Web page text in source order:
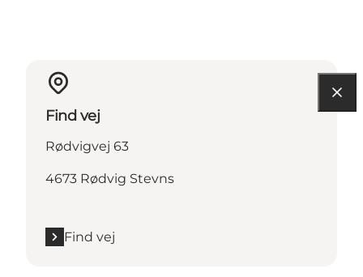
Find vej
Rødvigvej 63
4673 Rødvig Stevns
Find vej